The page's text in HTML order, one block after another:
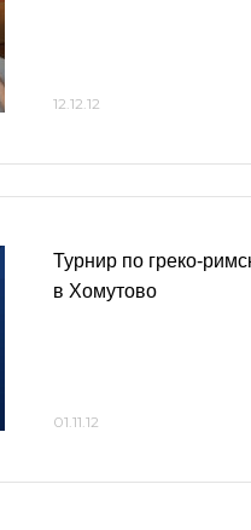
12.12.12
Турнир по греко-
в Хомутово
01.11.12